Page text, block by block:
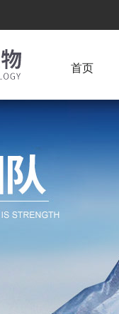
首页